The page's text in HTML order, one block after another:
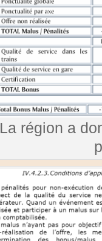
La région a